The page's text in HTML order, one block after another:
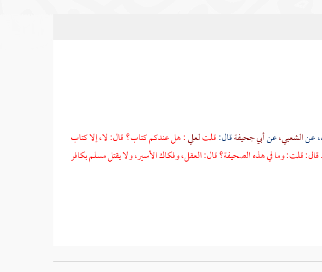
عنالشعبي،عنأبي جحيفةقال:قلتلعلي: هل عندكم كتاب؟ قال: لا، إلا كتاب
قلت: وما في هذه الصحيفة؟ قال: العقل، وفكاك الأسير، ولا يقتل مسلم بكافر